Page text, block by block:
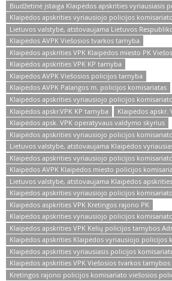
Biudžetinė įstaiga Klaipėdos apskrities vyriausiasis
Klaipėdos apskrities vyriausiojo policijos
Lietuvos valstybė, atstovaujama Lietuvos
Klaipėdos AVPK Viešosios tvarkos tarnyba
Klaipėdos apskrities VPK Klaipėdos miesto PK
Klaipėdos apskrities VPK KP tarnyba
Klaipėdos AVPK Viešosios policijos tarnyba
Klaipėdos AVPK Palangos m. policijos komisariatas
Klaipėdos apskrities vyriausiojo policijos
Klaipėdos apskr.VPK KP tarnyba
Klaipėdos apskr.
Klaipėdos apsk. VPK operatyvaus valdymo skyrius
Klaipėdos apskrities vyriausiojo policijos
Lietuvos valstybė, atstovaujama Klaipėdos
Klaipėdos apskrities vyriausiojo policijos
Klaipėdos AVPK Klaipėdos miesto policijos
Lietuvos valstybė, atstovaujama Klaipėdos
Klaipėdos apskrities vyriausiojo policijos
Klaipėdos aspkrities VPK Kretingos rajono PK
Klaipėdos apskrities vyriausiojo policijos
Klaipėdos apskrities VPK Kelių policijos tarnybos
Klaipėdos apskrities Klaipėdos vyriausiojo
Klaipėdos apskrities vyriausiasis policijos
Klaipėdos apskrities VPK Viešosios tvarkos
Kretingos rajono policijos komisariato viešosios